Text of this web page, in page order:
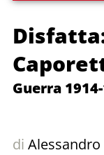
Guerra
di